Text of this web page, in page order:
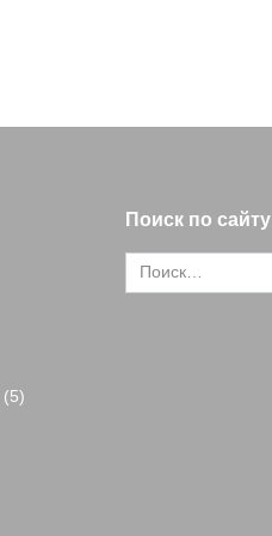
Поиск по сайту
Search
for: